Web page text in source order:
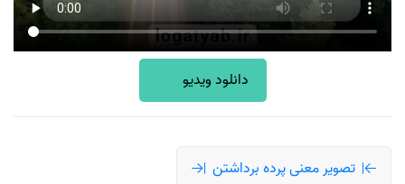
دانلود ویدیو
تصویر معنی پرده برداشتن